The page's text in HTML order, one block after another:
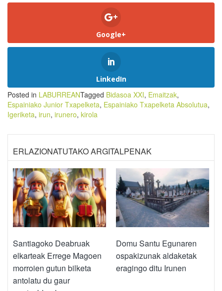
Google+
LinkedIn
Posted in LABURREANTagged Bidasoa XXI, Emaitzak,
Espainiako Junior Txapelketa, Espainiako Txapelketa Absolutua,
Igeriketa, irun, irunero, kirola
ERLAZIONATUTAKO ARGITALPENAK
Santiagoko Deabruak
elkarteak Errege Magoen
morroien gutun bilketa
antolatu du gaur
Domu Santu Egunaren
ospakizunak aldaketak
eragingo ditu Irunen